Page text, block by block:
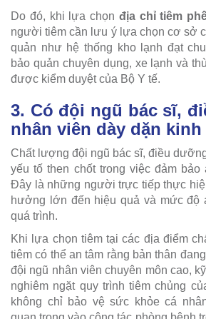
Do đó, khi lựa chọn địa chỉ tiêm
người tiêm cần lưu ý lựa chọn cơ sở
quản như hệ thống kho lạnh đạt
bảo quản chuyên dụng, xe lạnh và
được kiểm duyệt của Bộ Y tế.
3. Có đội ngũ bác sĩ,
nhân viên dày dặn
Chất lượng đội ngũ bác sĩ, điều
yếu tố then chốt trong việc đảm bảo
Đây là những người trực tiếp thực
hưởng lớn đến hiệu quả và mức độ
quá trình.
Khi lựa chọn tiêm tại các địa điểm
tiêm có thể an tâm rằng bản thân
đội ngũ nhân viên chuyên môn cao,
nghiêm ngặt quy trình tiêm chủng
không chỉ bảo vệ sức khỏe cá